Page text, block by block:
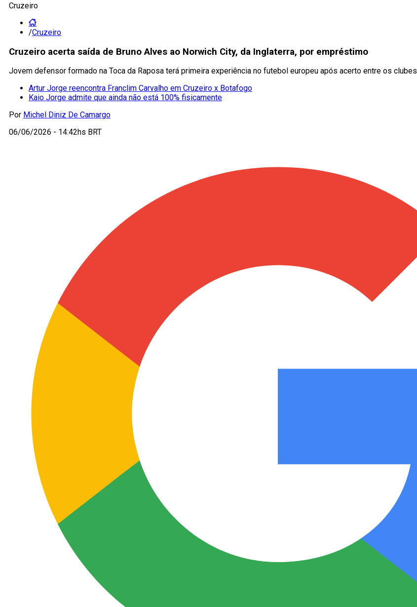
Cruzeiro
/Cruzeiro
Cruzeiro acerta saída de Bruno Alves ao Norwich City, da Inglaterra, por empréstimo
Jovem defensor formado na Toca da Raposa terá primeira experiência no futebol europeu após acerto entre os clubes
Artur Jorge reencontra Franclim Carvalho em Cruzeiro x Botafogo
Kaio Jorge admite que ainda não está 100% fisicamente
Por Michel Diniz De Camargo
06/06/2026 - 14:42hs BRT